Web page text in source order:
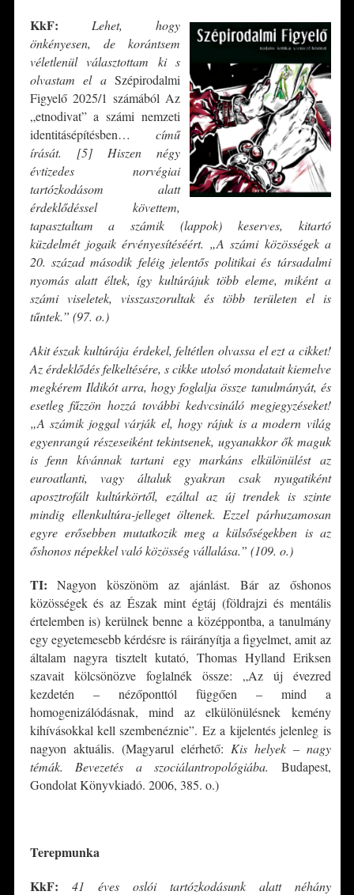
KkF:
Lehet, hogy
önkényesen, de korántsem
véletlenül választottam ki s
olvastam el aSzépirodalmi
Figyelő 2025/1 számából Az
„etnodivat” a számi nemzeti
identitásépítésben… című
írását. [5] Hiszen négy
évtizedes norvégiai
tartózkodásom alatt
érdeklődéssel követtem,
tapasztaltam a számik (lappok) keserves, kitartó
küzdelmét jogaik érvényesítéséért. „A számi közösségek a
20. század második feléig jelentős politikai és társadalmi
nyomás alatt éltek, így kultúrájuk több eleme, miként a
számi viseletek, visszaszorultak és több területen el is
tűntek.” (97. o.)
Akit észak kultúrája érdekel, feltétlen olvassa el ezt a cikket!
Az érdeklődés felkeltésére, s cikke utolsó mondatait kiemelve
megkérem Ildikót arra, hogy foglalja össze tanulmányát, és
esetleg fűzzön hozzá további kedvcsináló megjegyzéseket!
„A számik joggal várják el, hogy rájuk is a modern világ
egyenrangú részeseiként tekintsenek, ugyanakkor ők maguk
is fenn kívánnak tartani egy markáns elkülönülést az
euroatlanti, vagy általuk gyakran csak nyugatiként
aposztrofált kultúrkörtől, ezáltal az új trendek is szinte
mindig ellenkultúra-jelleget öltenek. Ezzel párhuzamosan
egyre erősebben mutatkozik meg a külsőségekben is az
őshonos népekkel való közösség vállalása.” (109. o.)
TI:Nagyon köszönöm az ajánlást. Bár az őshonos
közösségek és az Észak mint égtáj (földrajzi és mentális
értelemben is) kerülnek benne a középpontba, a tanulmány
egy egyetemesebb kérdésre is ráirányítja a figyelmet, amit az
általam nagyra tisztelt kutató, Thomas Hylland Eriksen
szavait kölcsönözve foglalnék össze: „Az új évezred
kezdetén ‒ nézőponttól függően ‒ mind a
homogenizálódásnak, mind az elkülönülésnek kemény
kihívásokkal kell szembenéznie”. Ez a kijelentés jelenleg is
nagyon aktuális. (Magyarul elérhető: Kis helyek ‒ nagy
témák. Bevezetés a szociálantropológiába.
Budapest,
Gondolat Könyvkiadó. 2006, 385. o.)
Terepmunka
KkF:
41 éves oslói tartózkodásunk alatt néhány